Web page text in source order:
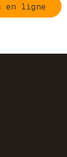
en ligne